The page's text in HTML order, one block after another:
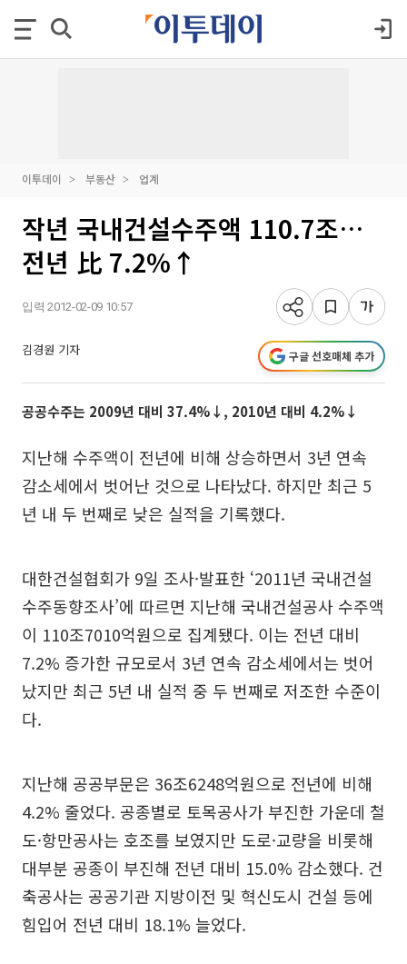
이투데이 부동산 업계
작년 국내건설수주액 110.7조…
전년 比 7.2%↑
입력 2012-02-09 10:57
김경원 기자 구글 선호매체 추가
공공수주는 2009년 대비 37.4%↓, 2010년 대비 4.2%↓
지난해 수주액이 전년에 비해 상승하면서 3년 연속
감소세에서 벗어난 것으로 나타났다. 하지만 최근 5
년 내 두 번째로 낮은 실적을 기록했다.
대한건설협회가 9일 조사·발표한 ‘2011년 국내건설
수주동향조사’에 따르면 지난해 국내건설공사 수주액
이 110조7010억원으로 집계됐다. 이는 전년 대비
7.2% 증가한 규모로서 3년 연속 감소세에서는 벗어
났지만 최근 5년 내 실적 중 두 번째로 저조한 수준이
다.
지난해 공공부문은 36조6248억원으로 전년에 비해
4.2% 줄었다. 공종별로 토목공사가 부진한 가운데 철
도·항만공사는 호조를 보였지만 도로·교량을 비롯해
대부분 공종이 부진해 전년 대비 15.0% 감소했다. 건
축공사는 공공기관 지방이전 및 혁신도시 건설 등에
힘입어 전년 대비 18.1% 늘었다.